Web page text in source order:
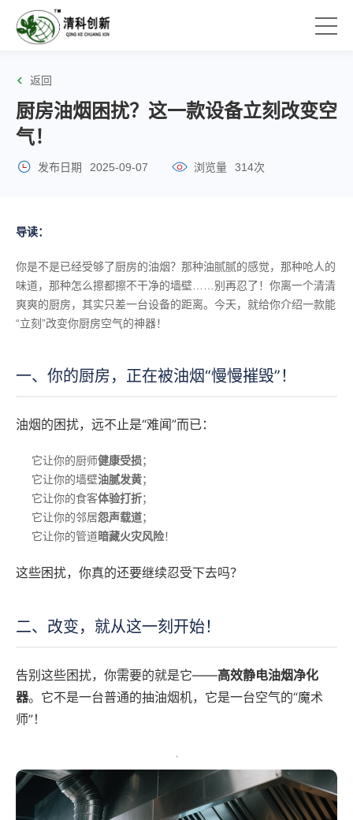
返回
厨房油烟困扰？这一款设备立刻改变空
气！
发布日期 2025-09-07 浏览量 314次
导读：
你是不是已经受够了厨房的油烟？那种油腻腻的感觉，那种呛人的
味道，那种怎么擦都擦不干净的墙壁……别再忍了！你离一个清清
爽爽的厨房，其实只差一台设备的距离。今天，就给你介绍一款能
“立刻”改变你厨房空气的神器！
一、你的厨房，正在被油烟“慢慢摧毁”！
油烟的困扰，远不止是“难闻”而已：
它让你的厨师健康受损；
它让你的墙壁油腻发黄；
它让你的食客体验打折；
它让你的邻居怨声载道；
它让你的管道暗藏火灾风险！
这些困扰，你真的还要继续忍受下去吗？
二、改变，就从这一刻开始！
告别这些困扰，你需要的就是它——高效静电油烟净化
器。它不是一台普通的抽油烟机，它是一台空气的“魔术
师”！